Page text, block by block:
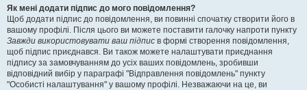
Як мені додати підпис до мого повідомлення?
Щоб додати підпис до повідомлення, ви повинні спочатку створити його в
вашому профілі. Після цього ви можете поставити галочку напроти пункту
Завжди використовувати ваш підпис в формі створення повідомлення,
щоб підпис приєднався. Ви також можете налаштувати приєднання
підпису за замовчуванням до усіх ваших повідомлень, зробивши
відповідний вибір у параграфі "Відправлення повідомлень" пункту
"Особисті налаштування" у вашому профілі. Незважаючи на це, ви